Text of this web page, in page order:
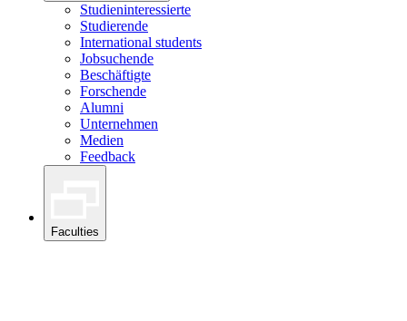
Studieninteressierte
Studierende
International students
Jobsuchende
Beschäftigte
Forschende
Alumni
Unternehmen
Medien
Feedback
Faculties